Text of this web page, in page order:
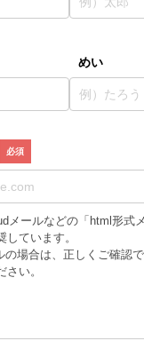
めい
メールなどの「html形式
しています。
場合は、正しくご確認
い。